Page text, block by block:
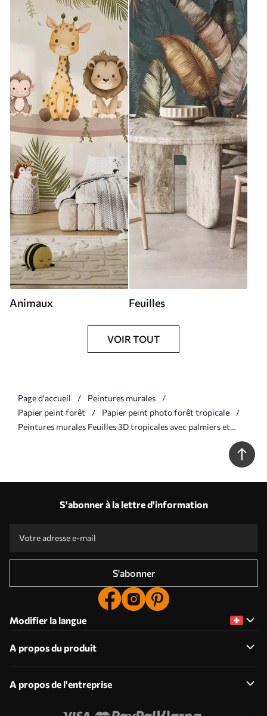
Animaux Feuilles
VOIR TOUT
Page d'accueil
Peintures murales
Papier peint forêt
Papier peint photo forêt tropicale
Peintures murales Feuilles 3D tropicales avec palmiers et
S'abonner à la lettre d'information
S'abonner
Modifier la langue
A propos du produit
A propos de l'entreprise